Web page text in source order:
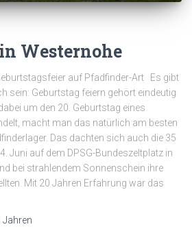
Westernohe
auf Pfadfinder-Art Es gibt
sein: Geburtstag feiern gehört eindeutig
um den 20. Geburtstag eines
macht man das natürlich am besten
Das dachten sich auch die 35
Juni auf dem DPSG-Bundeszeltplatz in
bei strahlendem Sonnenschein ihre
Mit 20 Jahren Erfahrung war das
Jahren